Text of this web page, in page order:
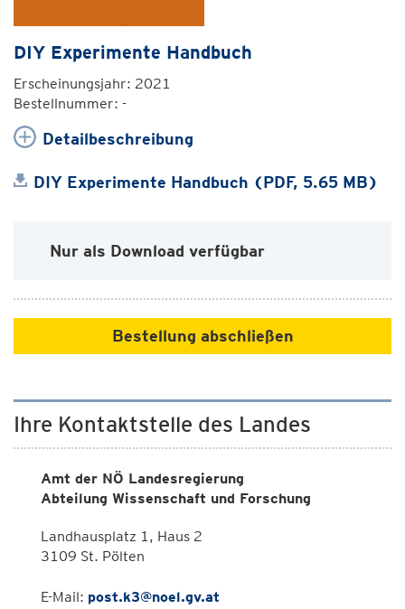
DIY Experimente Handbuch
Erscheinungsjahr: 2021
Bestellnummer: -
Detailbeschreibung
DIY Experimente Handbuch (PDF, 5.65 MB)
Nur als Download verfügbar
Bestellung abschließen
Ihre Kontaktstelle des Landes
Amt der NÖ Landesregierung
Abteilung Wissenschaft und Forschung
Landhausplatz 1, Haus 2
3109 St. Pölten
E-Mail: post.k3@noel.gv.at